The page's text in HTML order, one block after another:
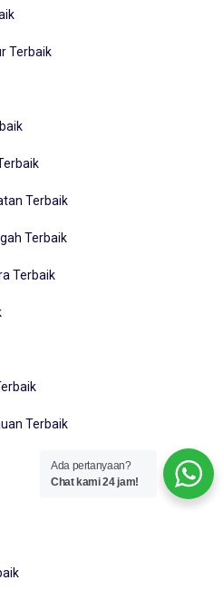
Terbaik
Terbaik
Terbaik
Terbaik
Terbaik
Ada pertanyaan?
Chat kami 24 jam!